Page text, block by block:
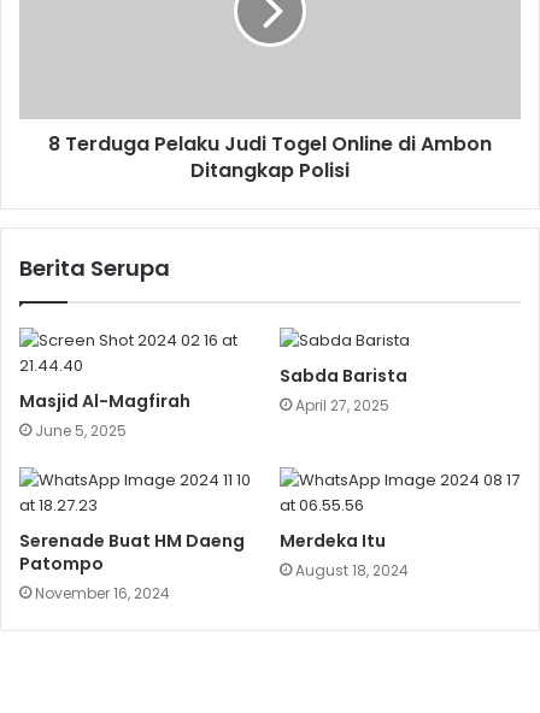
8 Terduga Pelaku Judi Togel Online di Ambon
Ditangkap Polisi
Berita Serupa
Masjid Al-Magfirah
June 5, 2025
Sabda Barista
April 27, 2025
Serenade Buat HM Daeng
Patompo
November 16, 2024
Merdeka Itu
August 18, 2024